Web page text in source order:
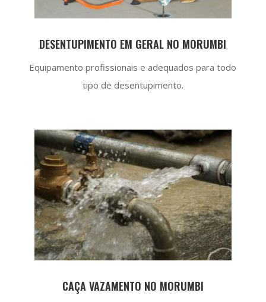
DESENTUPIMENTO EM GERAL NO MORUMBI
Equipamento profissionais e adequados para todo
tipo de desentupimento.
CAÇA VAZAMENTO NO MORUMBI